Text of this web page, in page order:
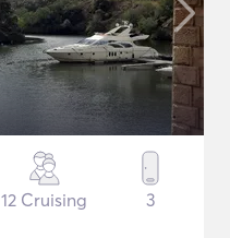
12 Cruising 3